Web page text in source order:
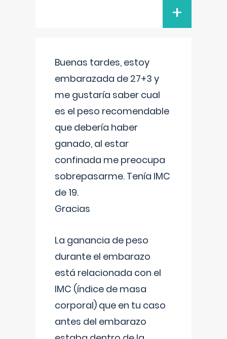
+
Buenas tardes, estoy
embarazada de 27+3 y
me gustaría saber cual
es el peso recomendable
que debería haber
ganado, al estar
confinada me preocupa
sobrepasarme. Tenía IMC
de 19.
Gracias
La ganancia de peso
durante el embarazo
está relacionada con el
IMC (índice de masa
corporal) que en tu caso
antes del embarazo